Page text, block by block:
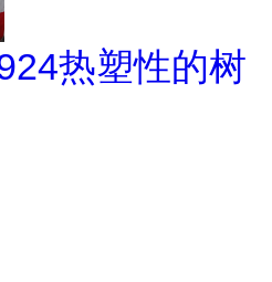
热塑性的树